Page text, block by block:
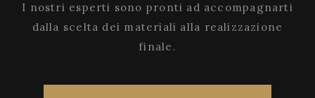
I nostri esperti sono pronti ad accompagnarti
dalla scelta dei materiali alla realizzazione
finale.